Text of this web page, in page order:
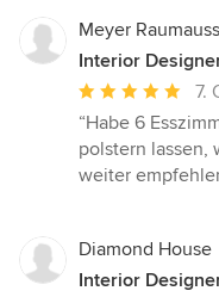
Meyer
Interior
Bewertung:
5
von
7.
“Habe 6
polstern lassen,
weiter
Diamond House
Interior